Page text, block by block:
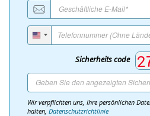
Sicherheits code
Wir verpflichten uns, Ihre persönlichen
halten, Datenschutzrichtlinie